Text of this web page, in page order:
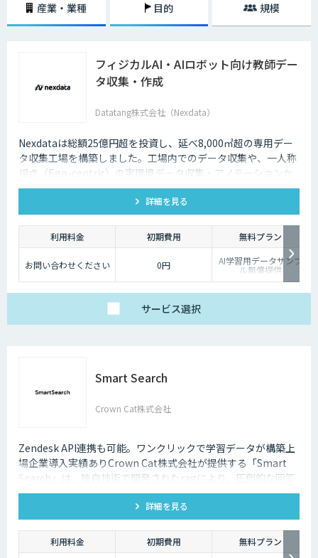
産業・業種 目的 規模
フィジカルAI・AIロボット向け教師デー
タ収集・作成
Datatang株式会社（Nexdata）
Nexdataは総額25億円超を投資し、延べ8,000㎡超の専用デー
タ収集工場を構築しました。工場内でのデータ収集や、一人称
視点（Ego-centric）の実環境データ収集・アノテーションか
ら、環境認識・意思決定・動作制御に対応した既製データセッ
トまで、フィジカルAI開発を加速させる包括的なデータソリュ
ーションを提供いたします。
詳細を見る
利用料金 初期費用 無料プラン
お問い合わせください 0円 AI学習用データサンプ
ル無償提供
サービス選択
Smart Search
Crown Cat株式会社
Zendesk API連携も可能。ワンクリックで学習データが構築上
場企業導入実績ありCrown Cat株式会社が提供する「Smart
Search」は、独自技術で開発されたragにより、圧倒的な回答
精度を誇るAIチャットボットです。また回答精度が悪い時は管
理画面から簡単にご自身でチューニングができる、簡単でかつ
高精度な特徴があります。
詳細を見る
利用料金 初期費用
無料プラン